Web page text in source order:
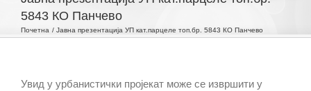
5843 КО Панчево
Почетна Јавна презентација УП кат.парцеле топ.бр. 5843 КО Панчево
Увид у урбанистички пројекат може се извршити у